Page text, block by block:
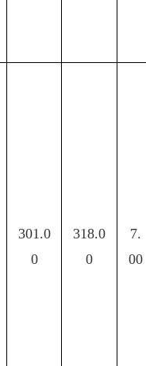
301.0
0
318.0
0
7.
00